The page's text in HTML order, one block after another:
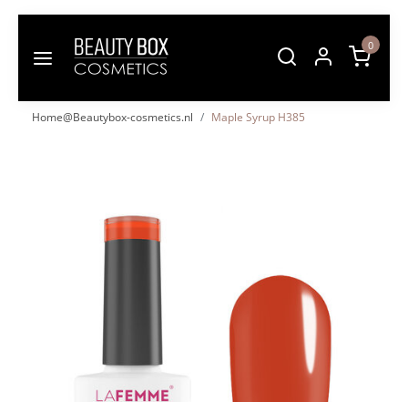
0
Home@Beautybox-cosmetics.nl Maple Syrup H385